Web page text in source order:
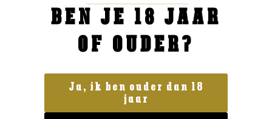
BEN JE 18 JAAR
OF OUDER?
Ja, ik ben ouder dan 18
jaar